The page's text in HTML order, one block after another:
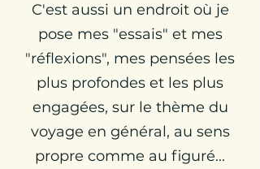
C'est aussi un endroit où je
pose mes "essais" et mes
"réflexions", mes pensées les
plus profondes et les plus
engagées, sur le thème du
voyage en général, au sens
propre comme au figuré...